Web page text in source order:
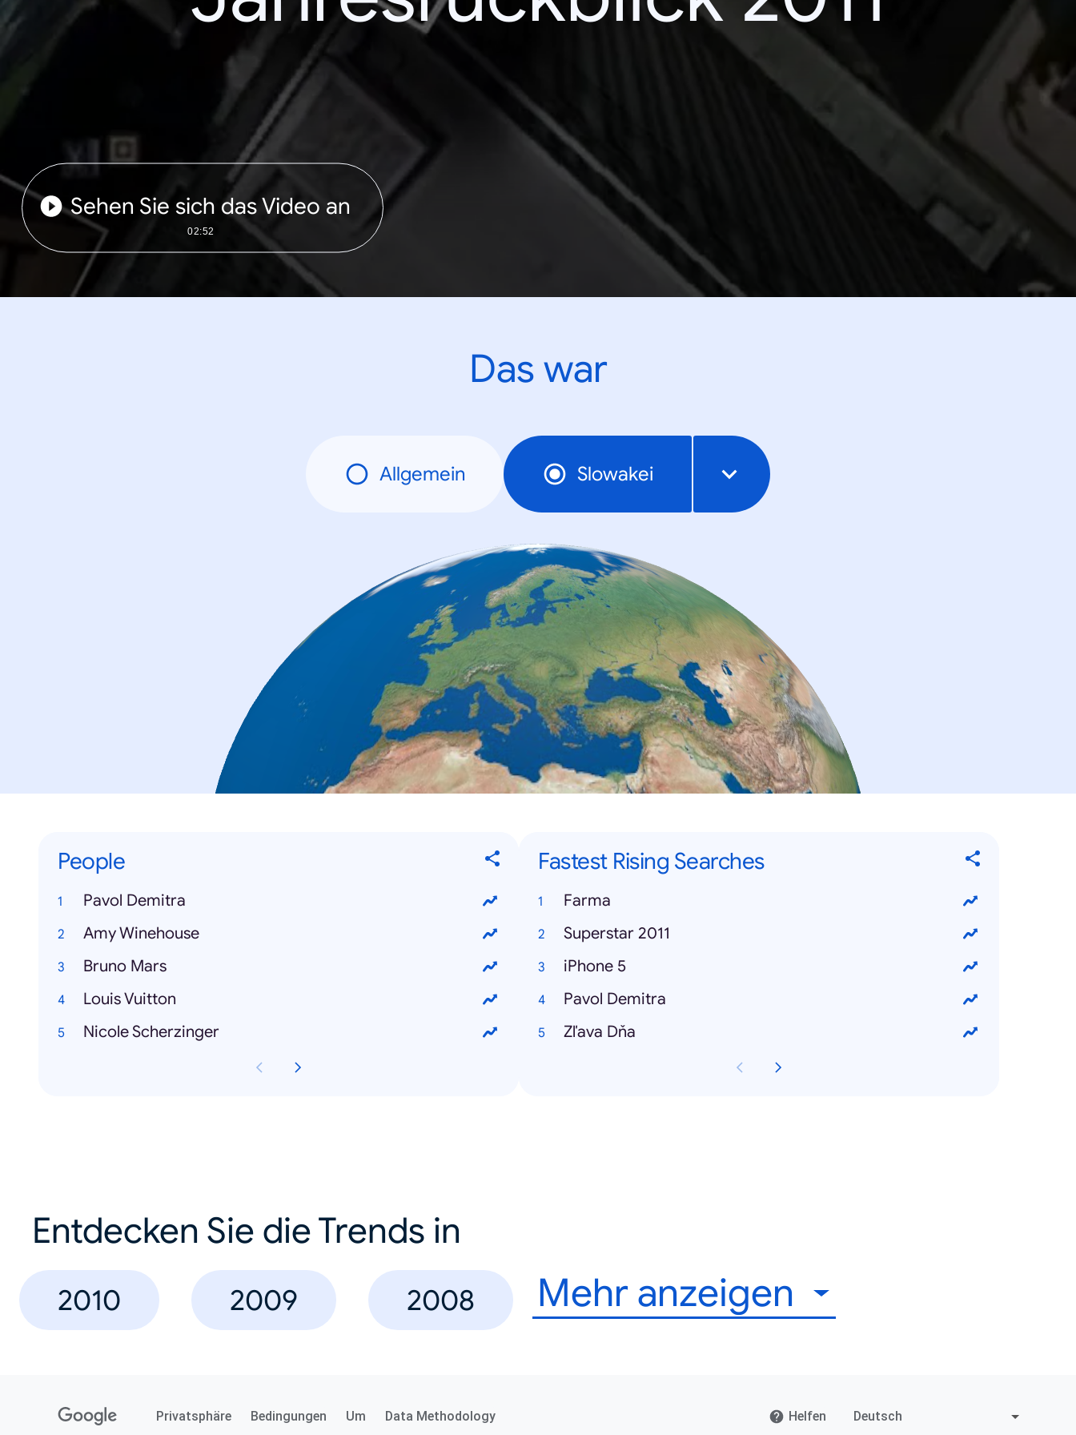
Sehen Sie sich das Video an
02:52
Das war
Allgemein Slowakei
People
Pavol Demitra
Amy Winehouse
Bruno Mars
Louis Vuitton
Nicole Scherzinger
Fastest Rising Searches
Farma
Superstar 2011
iPhone 5
Pavol Demitra
Zľava Dňa
Entdecken Sie die Trends in
2010 2009 2008 Mehr anzeigen
Privatsphäre Bedingungen Um Data Methodology Helfen